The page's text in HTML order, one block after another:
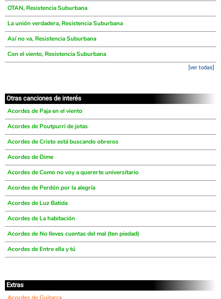
OTAN, Resistencia Suburbana
La unión verdadera, Resistencia Suburbana
Así no va, Resistencia Suburbana
Con el viento, Resistencia Suburbana
[ver todas]
Otras canciones de interés
Acordes de Paja en el viento
Acordes de Poutpurri de jotas
Acordes de Cristo está buscando obreros
Acordes de Dime
Acordes de Como no voy a quererte universitario
Acordes de Perdón por la alegría
Acordes de Luz Batida
Acordes de La habitación
Acordes de No lleves cuentas del mal (ten piedad)
Acordes de Entre ella y tú
Extras